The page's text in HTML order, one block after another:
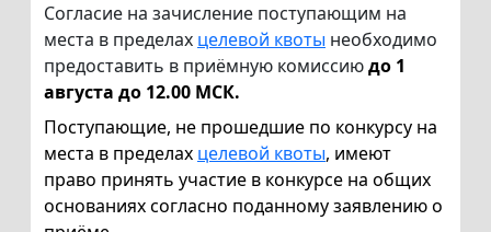
Согласие на зачисление поступающим на
места в пределах целевой квоты необходимо
предоставить в приёмную комиссиюдо 1
августа до 12.00 МСК.
Поступающие, не прошедшие по конкурсу на
места в пределах целевой квоты, имеют
право принять участие в конкурсе на общих
основаниях согласно поданному заявлению о